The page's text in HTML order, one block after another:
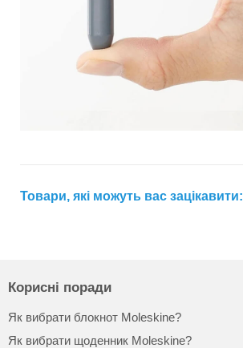
Товари, які можуть вас зацікавити:
Корисні поради
Як вибрати блокнот Moleskine?
Як вибрати щоденник Moleskine?